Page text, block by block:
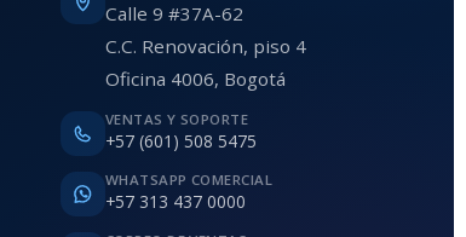
Calle 9 #37A-62
C.C. Renovación, piso 4
Oficina 4006, Bogotá
VENTAS Y SOPORTE
+57 (601) 508 5475
WHATSAPP COMERCIAL
+57 313 437 0000